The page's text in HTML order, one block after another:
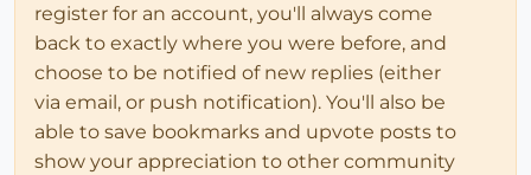
register for an account, you'll always come
back to exactly where you were before, and
choose to be notified of new replies (either
via email, or push notification). You'll also be
able to save bookmarks and upvote posts to
show your appreciation to other community